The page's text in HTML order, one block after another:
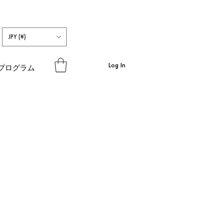
JPY (¥)
ログラム Log In